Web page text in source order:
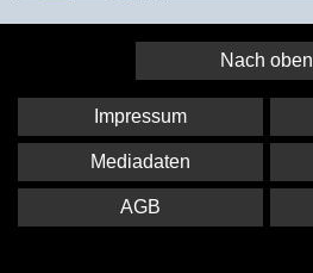
Nach oben
Impressum
Mediadaten
AGB